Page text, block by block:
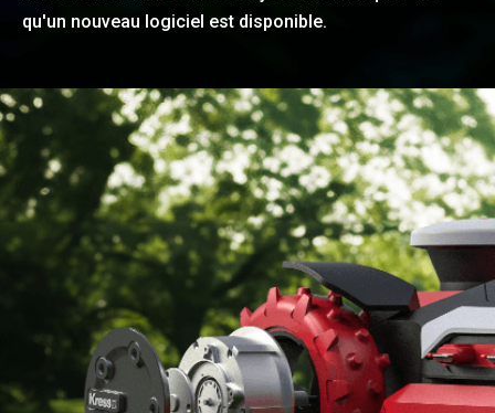
qu'un nouveau logiciel est disponible.